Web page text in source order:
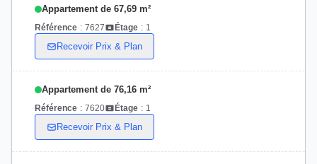
Appartement de 67,69 m²
Référence : 7627 Étage : 1
Recevoir Prix & Plan
Appartement de 76,16 m²
Référence : 7620 Étage : 1
Recevoir Prix & Plan